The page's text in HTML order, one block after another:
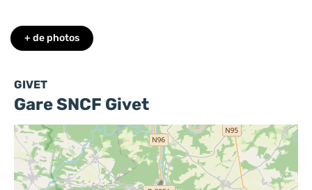
GIVET
Gare SNCF Givet
+ de photos